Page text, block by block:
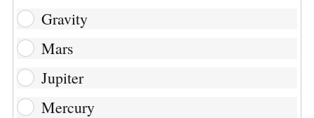
Gravity
Mars
Jupiter
Mercury